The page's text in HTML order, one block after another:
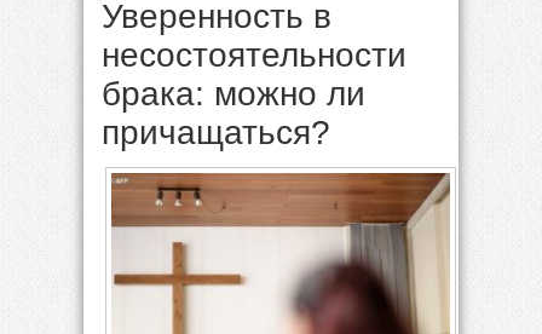
Уверенность в
несостоятельности
брака: можно ли
причащаться?